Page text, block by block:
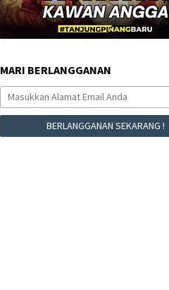
MARI BERLANGGANAN